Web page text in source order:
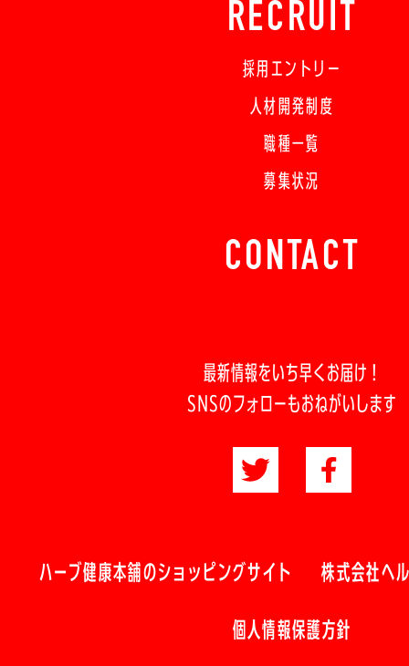
RECRUIT
採用エントリー
人材開発制度
職種一覧
募集状況
CONTACT
最新情報をいち早くお届け！
SNSのフォローもおねがいします
ハーブ健康本舗のショッピングサイト 株式会社ヘ
個人情報保護方針